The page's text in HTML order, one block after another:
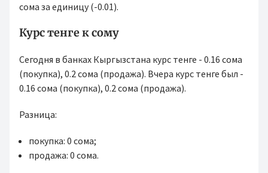
сома за единицу (-0.01).
Курс тенге к сому
Сегодня в банках Кыргызстана курс тенге - 0.16 сома
(покупка), 0.2 сома (продажа). Вчера курс тенге был -
0.16 сома (покупка), 0.2 сома (продажа).
Разница:
покупка: 0 сома;
продажа: 0 сома.